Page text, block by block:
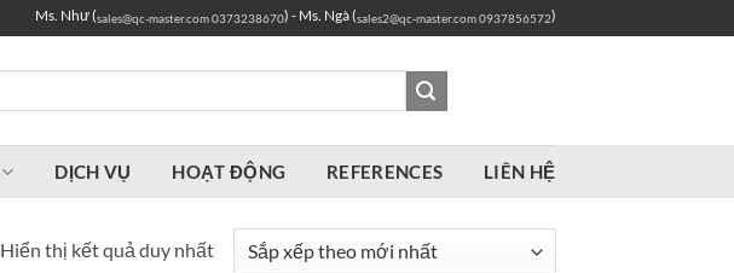
Ms. Như (sales@qc-master.com0373238670) - Ms. Ngà (sales2@qc-master.com0937856572)
DỊCH VỤ HOẠT ĐỘNG REFERENCES LIÊN HỆ
Hiển thị kết quả duy nhất